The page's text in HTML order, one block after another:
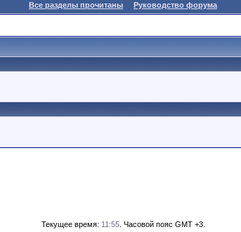
Все разделы прочитаны Руководство форума
Текущее время: 11:55. Часовой пояс GMT +3.